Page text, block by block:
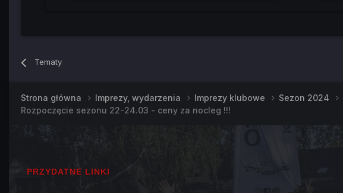
Tematy
Strona główna Imprezy, wydarzenia Imprezy klubowe Sezon 2024
Rozpoczęcie sezonu 22-24.03 - ceny za nocleg !!!
PRZYDATNE LINKI